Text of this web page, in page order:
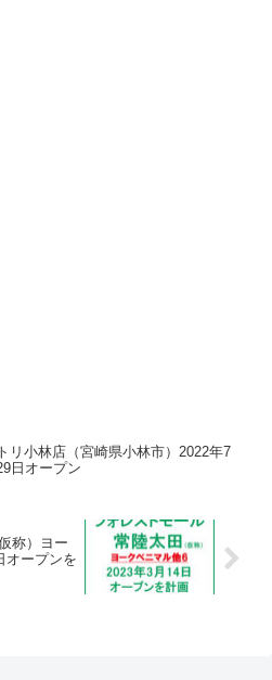
リ小林店（宮崎県小林市）2022年7
日オープン
称）ヨー
オープンを